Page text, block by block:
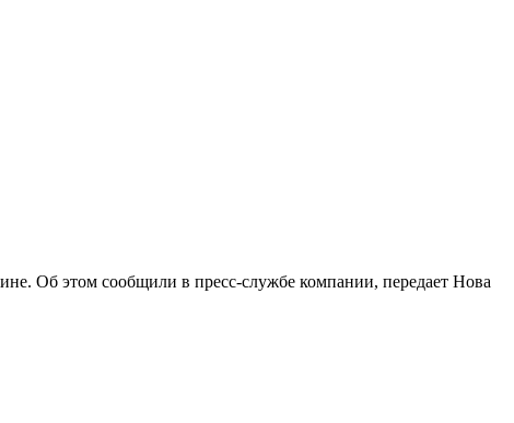
Об этом сообщили в пресс-службе компании, передает Нова